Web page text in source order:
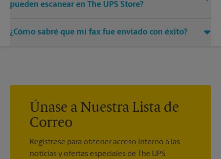
pueden escanear en The UPS Store?
llámenos al (305) 227-2974 y hable con los asociados para
¿Cómo sabré que mi fax fue enviado con éxito?
Únase a Nuestra Lista de
Correo
Regístrese para obtener acceso interno a las
noticias y ofertas especiales de The UPS